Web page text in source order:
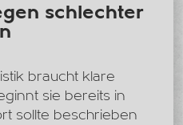
schlechter
braucht klare
sie bereits in
sollte beschrieben